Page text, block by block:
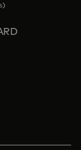
nueva
pestaña nueva
en una pestaña
en una pestaña